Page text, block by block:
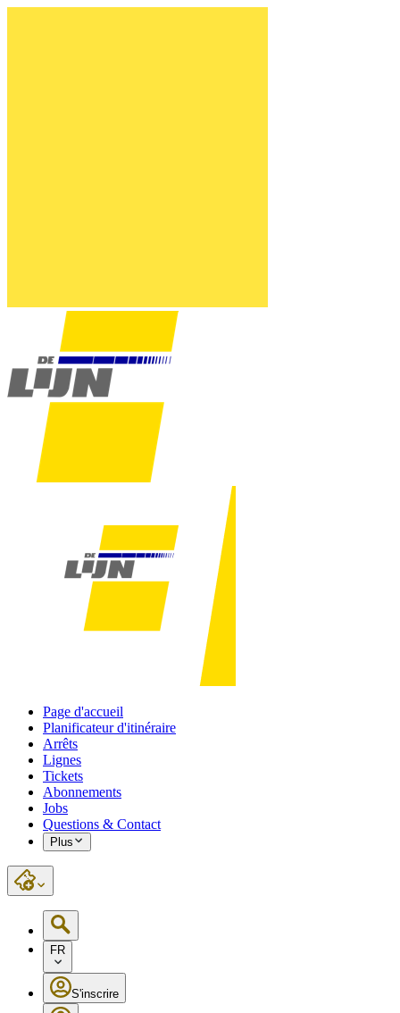
Page d'accueil
Planificateur d'itinéraire
Arrêts
Lignes
Tickets
Abonnements
Jobs
Questions & Contact
Plus
FR
S'inscrire